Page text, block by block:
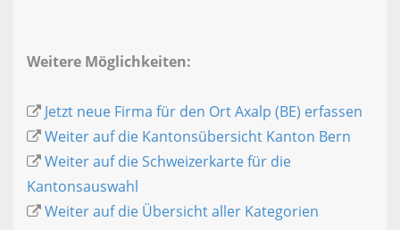
Weitere Möglichkeiten:
Jetzt neue Firma für den Ort Axalp (BE) erfassen
Weiter auf die Kantonsübersicht Kanton Bern
Weiter auf die Schweizerkarte für die
Kantonsauswahl
Weiter auf die Übersicht aller Kategorien